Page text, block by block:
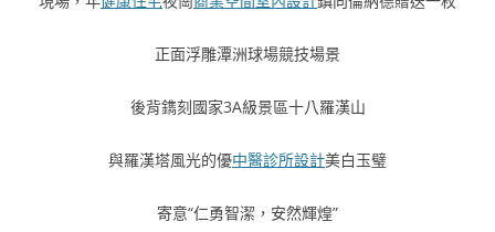
正面浮雕潭洲球場競技場景
後背鐫刻國家3A級景區十八羅漢山
與羅漢塔風光的優中醫診所設計美白玉璧
寄意“仁勇智潔，安然輝煌”